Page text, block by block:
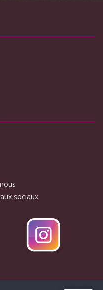
sociaux